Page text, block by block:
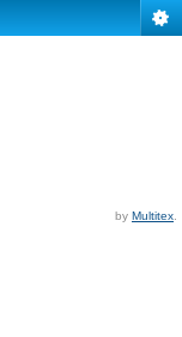
by Multitex